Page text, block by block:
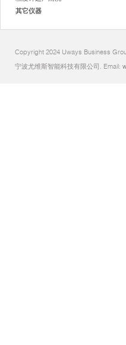
其它仪器
Copyright 2024 Uways Business
宁波尤维斯智能科技有限公司. Email: